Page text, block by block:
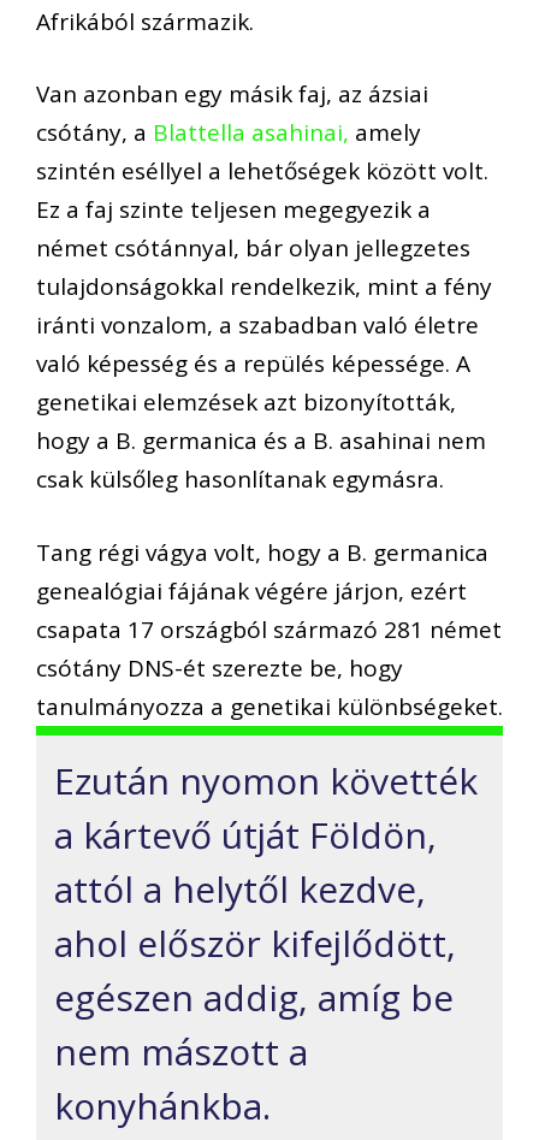
Afrikából származik.
Van azonban egy másik faj, az ázsiai
csótány, a Blattella asahinai, amely
szintén eséllyel a lehetőségek között volt.
Ez a faj szinte teljesen megegyezik a
német csótánnyal, bár olyan jellegzetes
tulajdonságokkal rendelkezik, mint a fény
iránti vonzalom, a szabadban való életre
való képesség és a repülés képessége. A
genetikai elemzések azt bizonyították,
hogy a B. germanica és a B. asahinai nem
csak külsőleg hasonlítanak egymásra.
Tang régi vágya volt, hogy a B. germanica
genealógiai fájának végére járjon, ezért
csapata 17 országból származó 281 német
csótány DNS-ét szerezte be, hogy
tanulmányozza a genetikai különbségeket.
Ezután nyomon követték
a kártevő útját Földön,
attól a helytől kezdve,
ahol először kifejlődött,
egészen addig, amíg be
nem mászott a
konyhánkba.